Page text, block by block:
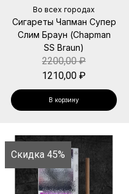
Во всех городах
Сигареты Чапман Супер
Слим Браун (Chapman
SS Braun)
2200,00₽
1210,00 ₽
В корзину
Скидка 45%